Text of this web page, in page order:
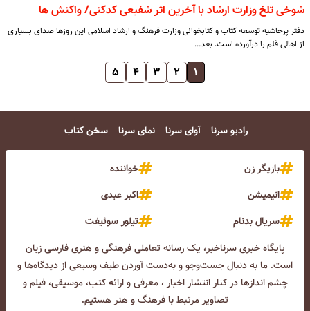
شوخی تلخ وزارت ارشاد با آخرین اثر شفیعی کدکنی/ واکنش ها
دفتر پرحاشیه توسعه کتاب و کتابخوانی وزارت فرهنگ و ارشاد اسلامی این روزها صدای بسیاری
از اهالی قلم را درآورده است. بعد…
۱ ۲ ۳ ۴ ۵
رادیو سرنا آوای سرنا نمای سرنا سخن کتاب
بازیگر زن
خواننده
انیمیشن
اکبر عبدی
سریال بدنام
تیلور سوئیفت
پایگاه خبری سرناخبر، یک رسانه تعاملی فرهنگی و هنری فارسی زبان
است. ما به دنبال جست‌و‌جو و به‌دست آوردن طیف وسیعی از دیدگاه‌ها و
چشم انداز‌ها در کنار انتشار اخبار ، معرفی و ارائه کتب، موسیقی، فیلم و
تصاویر مرتبط با فرهنگ و هنر هستیم.